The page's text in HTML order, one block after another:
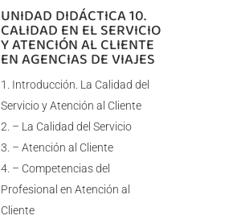
UNIDAD DIDÁCTICA 10.
CALIDAD EN EL SERVICIO
Y ATENCIÓN AL CLIENTE
EN AGENCIAS DE VIAJES
Introducción. La Calidad del
Servicio y Atención al Cliente
– La Calidad del Servicio
– Atención al Cliente
– Competencias del
Profesional en Atención al
Cliente